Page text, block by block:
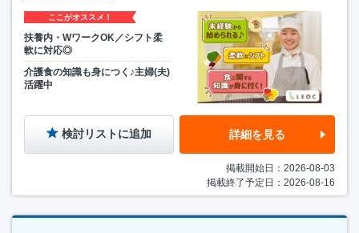
ここがオススメ！
扶養内・WワークOK／シフト柔
軟に対応◎
介護食の知識も身につく♪主婦(夫)
活躍中
検討リストに追加 詳細を見る
掲載開始日：2026-08-03
掲載終了予定日：2026-08-16